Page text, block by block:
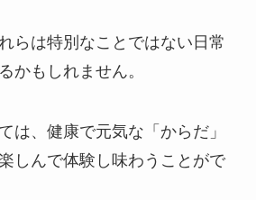
らは特別なことではない日常
かもしれません。
は、健康で元気な「からだ」
しんで体験し味わうことがで